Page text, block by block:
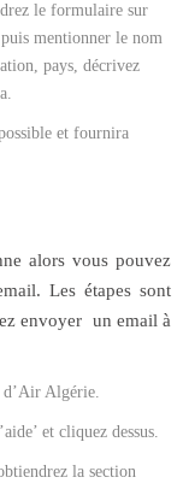
le formulaire sur
mentionner le nom
pays, décrivez
et fournira
alors vous pouvez
Les étapes sont
envoyer un email à
Algérie.
et cliquez dessus.
la section